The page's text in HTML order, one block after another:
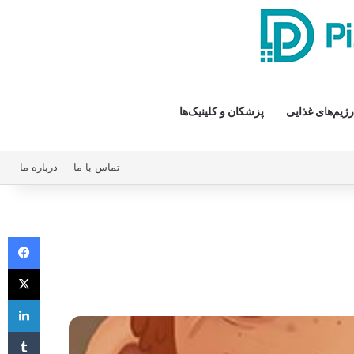
غذایی پزشکان و کلینیک‌ها
تماس با ما درباره ما
X